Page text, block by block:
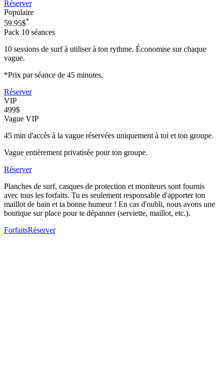
Réserver
Populaire
59.95$*
Pack 10 séances
10 sessions de surf à utiliser à ton rythme. Économise sur chaque
vague.
*Prix par séance de 45 minutes.
Réserver
VIP
499$
Vague VIP
45 min d'accès à la vague réservées uniquement à toi et ton groupe.
Vague entièrement privatisée pour ton groupe.
Réserver
Planches de surf, casques de protection et moniteurs sont fournis
avec tous les forfaits. Tu es seulement responsable d'apporter ton
maillot de bain et ta bonne humeur ! En cas d'oubli, nous avons une
boutique sur place pour te dépanner (serviette, maillot, etc.).
ForfaitsRéserver